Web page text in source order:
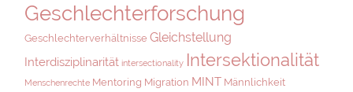
Geschlechterforschung
Geschlechterverhältnisse Gleichstellung
Interdisziplinarität intersectionality Intersektionalität
Menschenrechte Mentoring Migration MINT Männlichkeit